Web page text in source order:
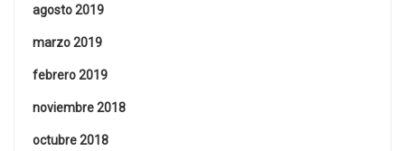
agosto 2019
marzo 2019
febrero 2019
noviembre 2018
octubre 2018